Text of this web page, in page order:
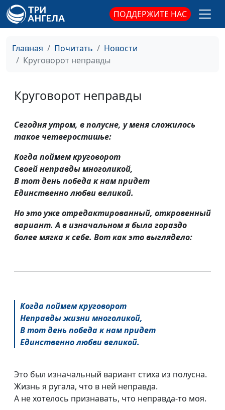
ПОДДЕРЖИТЕ НАС
Главная Почитать
Новости
Круговорот неправды
Круговорот неправды
Сегодня утром, в полусне, у меня сложилось
такое четверостишье:
Когда поймем круговорот
Своей неправды многоликой,
В тот день победа к нам придет
Единственно любви великой.
Но это уже отредактированный, откровенный
вариант. А в изначальном я была гораздо
более мягка к себе. Вот как это выглядело:
Когда поймем круговорот
Неправды жизни многоликой,
В тот день победа к нам придет
Единственно любви великой.
Это был изначальный вариант стиха из полусна.
Жизнь я ругала, что в ней неправда.
А не хотелось признавать, что неправда-то моя.